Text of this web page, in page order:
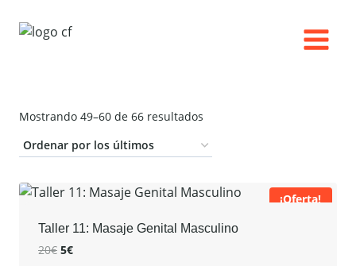
Mostrando 49–60 de 66 resultados
por
últimos
¡Oferta!
Taller 11: Masaje Genital Masculino
20€ El
5€El